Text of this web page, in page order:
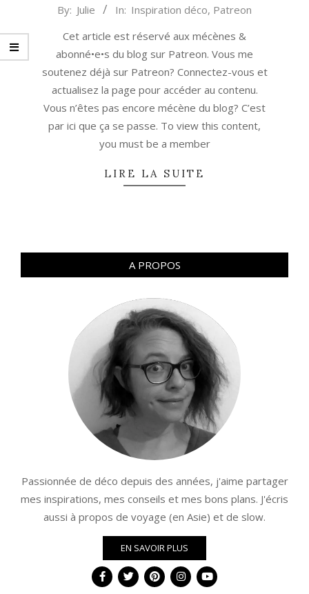
2021-
By: Julie In: Inspiration déco, Patreon
Cet article est réservé aux mécènes &
abonné•e•s du blog sur Patreon. Vous me
soutenez déjà sur Patreon? Connectez-vous et
actualisez la page pour accéder au contenu.
Vous n’êtes pas encore mécène du blog? C’est
par ici que ça se passe. To view this content,
you must be a member
LIRE LA SUITE
A PROPOS
Passionnée de déco depuis des années, j'aime partager
mes inspirations, mes conseils et mes bons plans. J'écris
aussi à propos de voyage (en Asie) et de slow.
EN SAVOIR PLUS